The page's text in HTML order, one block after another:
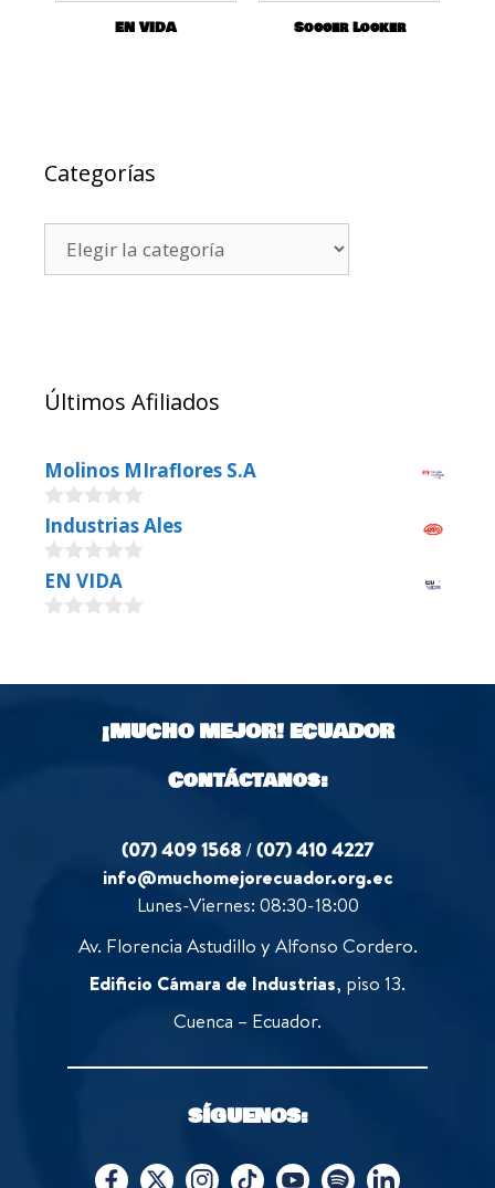
EN VIDA Soccer Locker
Categorías
Últimos Afiliados
Molinos MIraflores S.A
0
o
u
t
o
f
Industrias Ales
0
o
u
5
EN VIDA
t
¡MUCHO MEJOR!ECUADOR
Contáctanos:
(07) 409 1568 /(07) 410 4227
info@muchomejorecuador.org.ec
Lunes-Viernes: 08:30-18:00
Av. Florencia Astudillo y Alfonso Cordero.
Edificio Cámara de Industrias, piso 13.
Cuenca – Ecuador.
SÍGUENOS: